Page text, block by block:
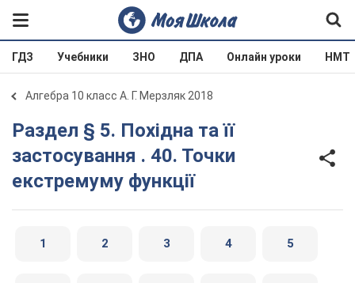
ГДЗ Учебники ЗНО ДПА Онлайн уроки НМТ
Алгебра 10 класс А. Г. Мерзляк 2018
Раздел § 5. Похідна та її
застосування . 40. Точки
екстремуму функції
1 2 3 4 5